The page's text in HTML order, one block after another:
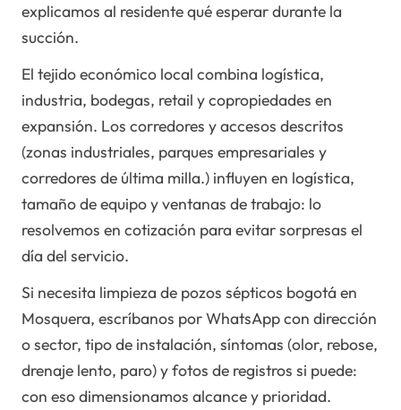
explicamos al residente qué esperar durante la
succión.
El tejido económico local combina logística,
industria, bodegas, retail y copropiedades en
expansión. Los corredores y accesos descritos
(zonas industriales, parques empresariales y
corredores de última milla.) influyen en logística,
tamaño de equipo y ventanas de trabajo: lo
resolvemos en cotización para evitar sorpresas el
día del servicio.
Si necesita limpieza de pozos sépticos bogotá en
Mosquera, escríbanos por WhatsApp con dirección
o sector, tipo de instalación, síntomas (olor, rebose,
drenaje lento, paro) y fotos de registros si puede:
con eso dimensionamos alcance y prioridad.